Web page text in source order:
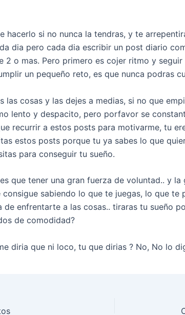
hacerlo si no nunca la tendras, y te
dia pero cada dia escribir un post diario
2 o mas. Pero primero es cojer ritmo y
un pequeño reto, es que nunca podras
las cosas y las dejes a medias, si no que
lento y despacito, pero porfavor se
recurrir a estos posts para motivarme, tu
estos posts porque tu ya sabes lo que
para conseguir tu sueño.
que tener una gran fuerza de voluntad.. y la
consigue sabiendo lo que te juegas, lo que te
de enfrentarte a las cosas.. tiraras tu sueño
de comodidad?
diria que ni loco, tu que dirias ? No, No lo